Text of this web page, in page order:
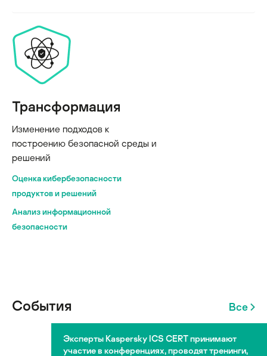
Трансформация
Изменение подходов к
построению безопасной среды и
решений
Оценка кибербезопасности
продуктов и решений
Анализ информационной
безопасности
События Все
Эксперты Kaspersky ICS CERT принимают
участие в конференциях, проводят тренинги,